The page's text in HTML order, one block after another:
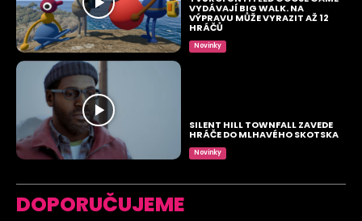
VYDÁVAJÍ BIG WALK. NA
VÝPRAVU MŮŽE VYRAZIT AŽ 12
HRÁČŮ
Novinky
SILENT HILL TOWNFALL ZAVEDE
HRÁČE DO MLHAVÉHO SKOTSKA
Novinky
DOPORUČUJEME